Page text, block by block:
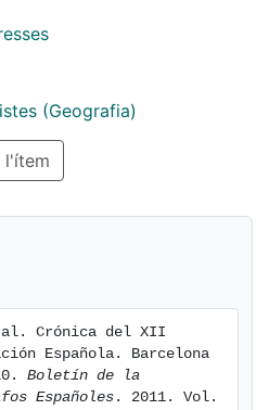
Organizado en
de Población y Espacios
atención en las áreas
de vista: las nuevas
ciudad, los procesos socio-
impacto de la inmigración
contó con la
y de 14 pósteres, y
investigadores inscritos.
(Geografia)
l'ítem
al. Crónica del XII
Española. Barcelona
Boletín de la
Españoles . 2011. Vol.